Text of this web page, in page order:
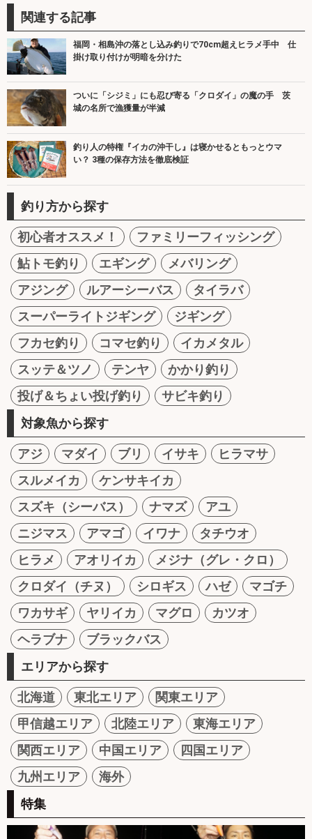
関連する記事
福岡・相島沖の落とし込み釣りで70cm超えヒラメ手中 仕
掛け取り付けが明暗を分けた
ついに「シジミ」にも忍び寄る「クロダイ」の魔の手 茨
城の名所で漁獲量が半減
釣り人の特権『イカの沖干し』は寝かせるともっとウマ
い？ 3種の保存方法を徹底検証
釣り方から探す
初心者オススメ！
ファミリーフィッシング
鮎トモ釣り
エギング
メバリング
アジング
ルアーシーバス
タイラバ
スーパーライトジギング
ジギング
フカセ釣り
コマセ釣り
イカメタル
スッテ＆ツノ
テンヤ
かかり釣り
投げ＆ちょい投げ釣り
サビキ釣り
対象魚から探す
アジ マダイ ブリ イサキ
ヒラマサ
スルメイカ
ケンサキイカ
スズキ（シーバス）
ナマズ
アユ
ニジマス
アマゴ イワナ
タチウオ
ヒラメ
アオリイカ
メジナ（グレ・クロ）
クロダイ（チヌ）
シロギス ハゼ
マゴチ
ワカサギ
ヤリイカ マグロ
カツオ
ヘラブナ
ブラックバス
エリアから探す
北海道 東北エリア
関東エリア
甲信越エリア
北陸エリア
東海エリア
関西エリア
中国エリア
四国エリア
九州エリア
海外
特集